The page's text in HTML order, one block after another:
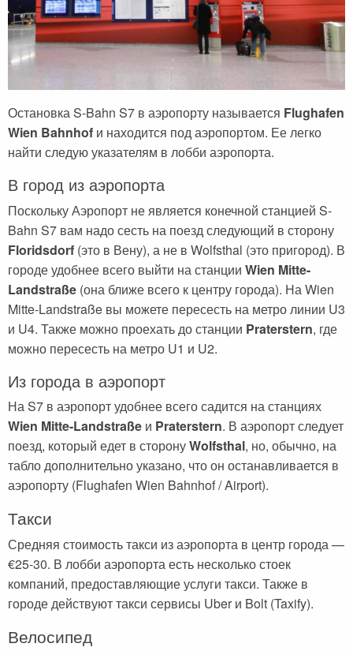
Остановка S-Bahn S7 в аэропорту называется Flughafen
Wien Bahnhof и находится под аэропортом. Ее легко
найти следую указателям в лобби аэропорта.
В город из аэропорта
Поскольку Аэропорт не является конечной станцией S-
Bahn S7 вам надо сесть на поезд следующий в сторону
Floridsdorf (это в Вену), а не в Wolfsthal (это пригород). В
городе удобнее всего выйти на станции Wien Mitte-
Landstraße (она ближе всего к центру города). На Wien
Mitte-Landstraße вы можете пересесть на метро линии U3
и U4. Также можно проехать до станции Praterstern, где
можно пересесть на метро U1 и U2.
Из города в аэропорт
На S7 в аэропорт удобнее всего садится на станциях
Wien Mitte-Landstraße и Praterstern. В аэропорт следует
поезд, который едет в сторонуWolfsthal, но, обычно, на
табло дополнительно указано, что он останавливается в
аэропорту (Flughafen Wien Bahnhof / Airport).
Такси
Средняя стоимость такси из аэропорта в центр города —
€25-30. В лобби аэропорта есть несколько стоек
компаний, предоставляющие услуги такси. Также в
городе действуют такси сервисы Uber и Bolt (Taxify).
Велосипед